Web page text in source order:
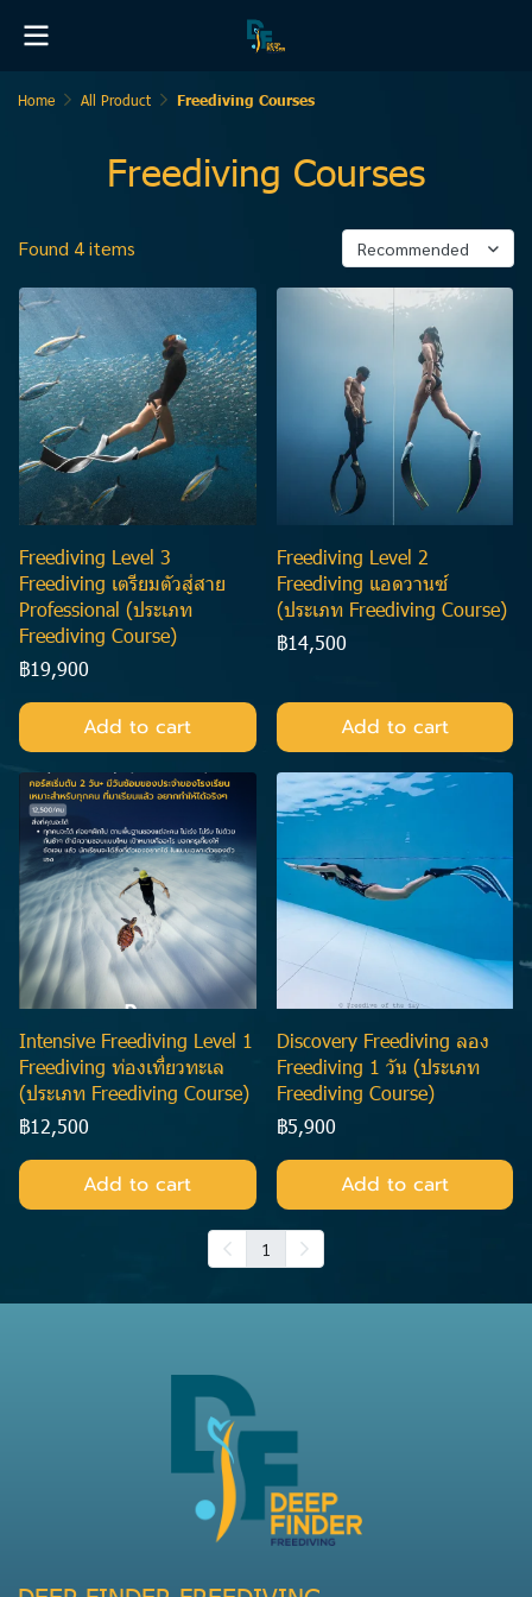
Home All Product Freediving Courses
Freediving Courses
Found 4 items Recommended
Freediving Level 3
Freediving เตรียมตัวสู่สาย
Professional (ประเภท
Freediving Course)
฿19,900
Add to cart
Freediving Level 2
Freediving แอดวานซ์
(ประเภท Freediving Course)
฿14,500
Add to cart
Intensive Freediving Level 1
Freediving ท่องเที่ยวทะเล
(ประเภท Freediving Course)
฿12,500
Add to cart
Discovery Freediving ลอง
Freediving 1 วัน (ประเภท
Freediving Course)
฿5,900
Add to cart
1